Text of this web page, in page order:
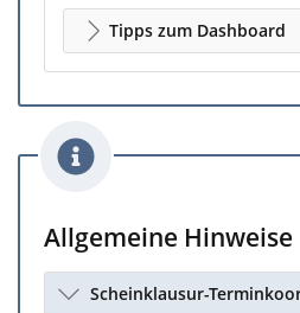
Tipps zum Dashboard
Allgemeine Hinweise
Scheinklausur-